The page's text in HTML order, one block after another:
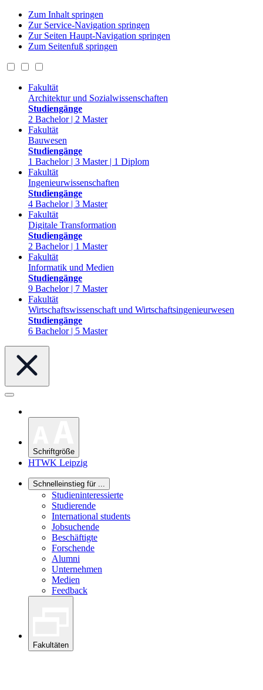
Zum Inhalt springen
Zur Service-Navigation springen
Zur Seiten Haupt-Navigation springen
Zum Seitenfuß springen
Fakultät
Architektur und Sozialwissenschaften
Studiengänge
2 Bachelor | 2 Master
Fakultät
Bauwesen
Studiengänge
1 Bachelor | 3 Master | 1 Diplom
Fakultät
Ingenieurwissenschaften
Studiengänge
4 Bachelor | 3 Master
Fakultät
Digitale Transformation
Studiengänge
2 Bachelor | 1 Master
Fakultät
Informatik und Medien
Studiengänge
9 Bachelor | 7 Master
Fakultät
Wirtschaftswissenschaft und Wirtschaftsingenieurwesen
Studiengänge
6 Bachelor | 5 Master
Schriftgröße
HTWK Leipzig
Schnelleinstieg für ...
Studieninteressierte
Studierende
International students
Jobsuchende
Beschäftigte
Forschende
Alumni
Unternehmen
Medien
Feedback
Fakultäten